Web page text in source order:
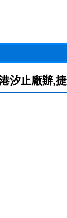
汐止廠辦,